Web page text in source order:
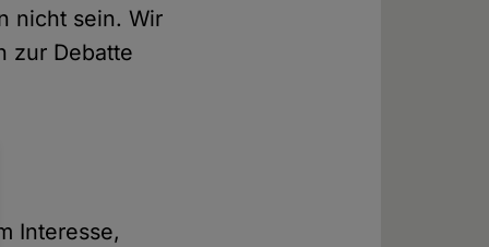
nicht sein. Wir
zur Debatte
Interesse,